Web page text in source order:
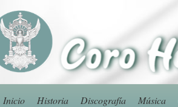
Inicio Historia Discografía Música